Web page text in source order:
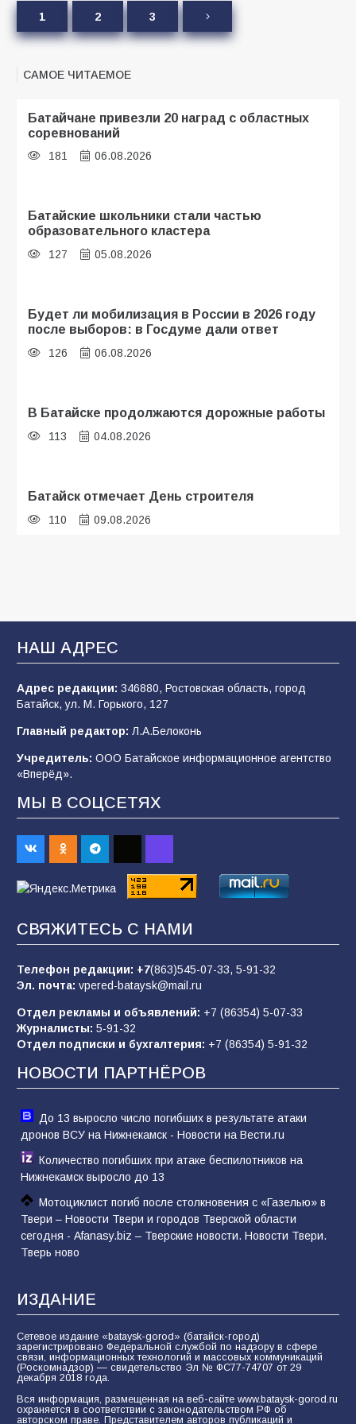
1 2 3
САМОЕ ЧИТАЕМОЕ
Батайчане привезли 20 наград с областных
соревнований
181 06.08.2026
Батайские школьники стали частью
образовательного кластера
127 05.08.2026
Будет ли мобилизация в России в 2026 году
после выборов: в Госдуме дали ответ
126 06.08.2026
В Батайске продолжаются дорожные работы
113 04.08.2026
Батайск отмечает День строителя
110 09.08.2026
Батайским спортсменам вручили награды
«Слухи — не указ»: почему разговоры о
07.08.2026
Командовал боем до последнего: герой
Евгений Остапенко
В библиотеке имени М.Ю. Лермонтова
состоялось литературно-творческое
сказку, рисуем в красках»
65 07.08.2026
НАШ АДРЕС
Адрес редакции: 346880, Ростовская область, город
Батайск, ул. М. Горького, 127
Главный редактор: Л.А.Белоконь
Учредитель: ООО Батайское информационное агентство
«Вперёд».
МЫ В СОЦСЕТЯХ
СВЯЖИТЕСЬ С НАМИ
Телефон редакции: +7(863)545-07-33, 5-91-32
Эл. почта: vpered-bataysk@mail.ru
Отдел рекламы и объявлений: +7 (86354) 5-07-33
Журналисты: 5-91-32
Отдел подписки и бухгалтерия: +7 (86354) 5-91-32
НОВОСТИ ПАРТНЁРОВ
До 13 выросло число погибших в результате атаки
дронов ВСУ на Нижнекамск - Новости на Вести.ru
Количество погибших при атаке беспилотников на
Нижнекамск выросло до 13
Мотоциклист погиб после столкновения с «Газелью» в
Твери – Новости Твери и городов Тверской области
сегодня - Afanasy.biz – Тверские новости. Новости Твери.
Тверь ново
ИЗДАНИЕ
Сетевое издание «bataysk-gorod» (батайск-город)
зарегистрировано Федеральной службой по надзору в сфере
связи, информационных технологий и массовых коммуникаций
(Роскомнадзор) — свидетельство Эл № ФС77-74707 от 29
декабря 2018 года.
Вся информация, размещенная на веб-сайте www.bataysk-gorod.ru
охраняется в соответствии с законодательством РФ об
авторском праве. Представителем авторов публикаций и